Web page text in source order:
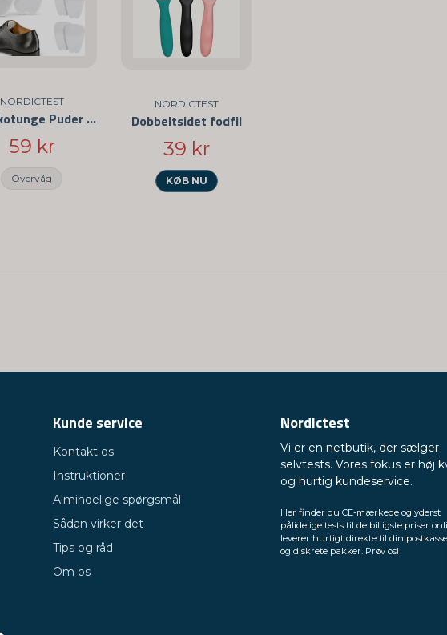
NORDICTEST
Filt Skotunge Puder – Selvklæbende Anti-Skav Pads
59 kr
Overvåg
NORDICTEST
Dobbeltsidet fodfil
39 kr
KØB NU
Kunde service
Kontakt os
Instruktioner
Almindelige spørgsmål
Sådan virker det
Tips og råd
Om os
Nordictest
Vi er en netbutik, der sælger
selvtests. Vores fokus er høj
og hurtig kundeservice.
Her finder du CE-mærkede og yderst
pålidelige tests til de billigste priser
leverer hurtigt direkte til din postkasse,
og diskrete pakker. Prøv os!